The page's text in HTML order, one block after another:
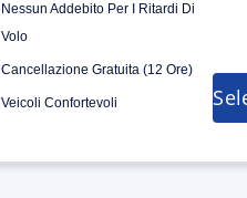
Nessun Addebito Per I Ritardi Di
Volo
Cancellazione Gratuita (12 Ore)
Veicoli Confortevoli